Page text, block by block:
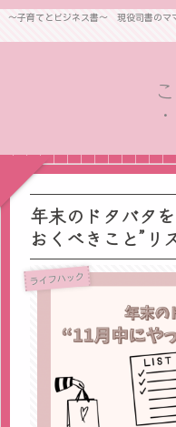
～子育てとビジネス書～ 現役司書のマ
年末のドタバタ
おくべきこと”リ
ライフハック